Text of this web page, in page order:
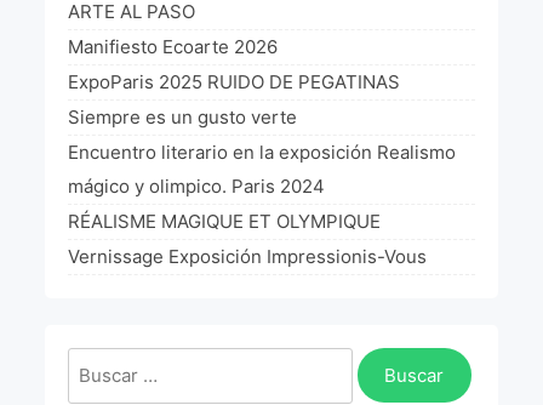
Reflecting Source. NY 2019
«Sincronías con sentido» Bogotá Colombia 2019
«Huellas trashumantes» New York 2018
Commissaire D’exposition
La Fórmula Científica Del Arte
ARTE AL PASO
Manifiesto Ecoarte 2026
ExpoParis 2025 RUIDO DE PEGATINAS
Siempre es un gusto verte
Encuentro literario en la exposición Realismo
mágico y olimpico. Paris 2024
RÉALISME MAGIQUE ET OLYMPIQUE
Vernissage Exposición Impressionis-Vous
Buscar: